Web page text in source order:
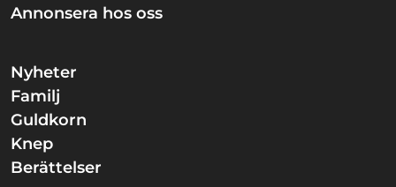
Annonsera hos oss
Nyheter
Familj
Guldkorn
Knep
Berättelser